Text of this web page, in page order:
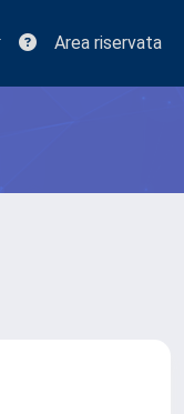
Area riservata